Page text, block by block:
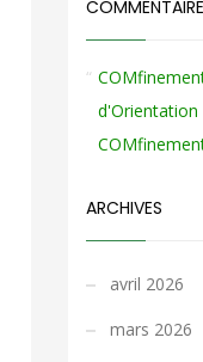
d'Orientation
ARCHIVES
avril 2026
mars 2026